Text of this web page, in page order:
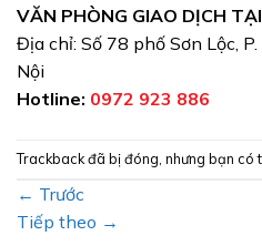
VĂN PHÒNG GIAO DỊCH
Địa chỉ: Số 78 phố Sơn Lộc,
Nội
Hotline: 0972 923 886
Trackback đã bị đóng, nhưng bạn có
← Trước
Tiếp theo →